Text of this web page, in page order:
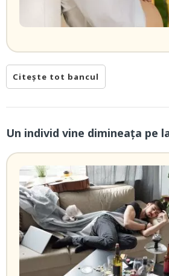
Citește tot bancul
Un individ vine dimineaţa pe